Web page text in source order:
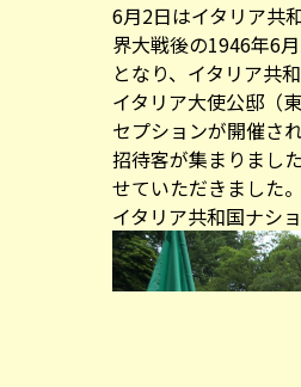
6月2日はイタリア共
界大戦後の1946年6
となり、イタリア共
イタリア大使公邸（
セプションが開催さ
招待客が集まりまし
せていただきました。
イタリア共和国ナシ